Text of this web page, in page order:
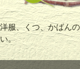
洋服、くつ、かばん
い。